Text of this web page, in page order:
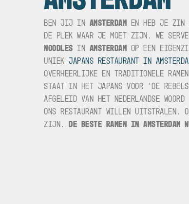
BEN JIJ IN AMSTERDAM EN HEB JE
DE PLEK WAAR JE MOET ZIJN. WE
NOODLES IN AMSTERDAM OP EEN
UNIEKJAPANS RESTAURANT IN
OVERHEERLIJKE EN TRADITIONELE
STAAT IN HET JAPANS VOOR ‘DE
AFGELEID VAN HET NEDERLANDSE
ONS RESTAURANT WILLEN UITSTRALEN.
ZIJN.DE BESTE RAMEN IN AMSTERDAM